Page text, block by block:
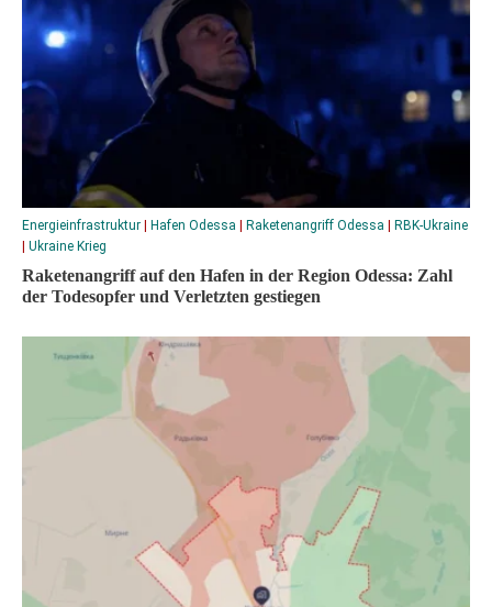
Energieinfrastruktur | Hafen Odessa | Raketenangriff Odessa | RBK-Ukraine
| Ukraine Krieg
Raketenangriff auf den Hafen in der Region Odessa: Zahl
der Todesopfer und Verletzten gestiegen